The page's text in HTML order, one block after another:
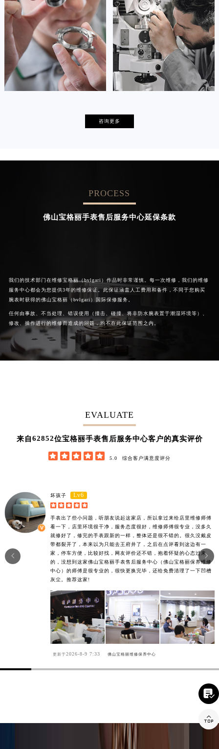
(宝格丽保养维修中心)
的高级技师之一
Tianjin bvlgari Maintain center
 天津宝格丽维修
(宝格丽保养维修中心)
的高级技师之一
Nanjing bvlgari Maintain center
 上海宝格丽保养
辛迪·克莱门特
资深宝格丽技师

咨询更多
PROCESS
佛山宝格丽手表售后服务中心延保条款
我们的技术部门在维修宝格丽（bvlgari）作品时非常谨慎。每一次维修，我们的维修
服务中心都会为您提供3年的维修保证。此保证涵盖人工费用和备件，不同于您购买
腕表时获得的佛山宝格丽（bvlgari）国际保修服务。
任何由事故、不当处理、错误使用（撞击、碰撞、将非防水腕表置于潮湿环境等）、
修改、操作进行的维修而造成的问题，均不在此保证范围之内。
EVALUATE
来自62852位宝格丽手表售后服务中心客户的真实评价
     5.0 综合客户满意度评分
坏孩子 Lv6
    
手表出了些小问题，听朋友说起这家店，所以拿过来给店里维修师傅
看一下，店里环境很干净，服务态度很好，维修师傅很专业，没多久
就修好了，修完的手表跟新的一样，整体还是很不错的。很久没戴皮
带都裂开了，本来以为只能去王府井了，之后在点评看到这边有一
家，停车方便，比较好找，网友评价还不错，抱着怀疑的心态过来
的，没想到这家佛山宝格丽手表售后服务中心（佛山宝格丽保养维修
中心）的师傅是很专业的，很快更换完毕，还给免费清理了一下凹槽
灰尘。推荐这家!
更新于2026-8-9 7:33 佛山宝格丽维修保养中心



